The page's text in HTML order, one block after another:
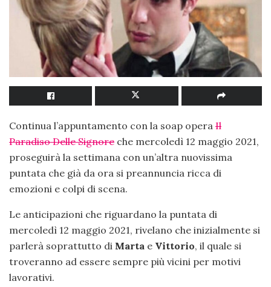
Continua l’appuntamento con la soap opera Il
Paradiso Delle Signore che mercoledì 12 maggio 2021,
proseguirà la settimana con un’altra nuovissima
puntata che già da ora si preannuncia ricca di
emozioni e colpi di scena.
Le anticipazioni che riguardano la puntata di
mercoledì 12 maggio 2021, rivelano che inizialmente si
parlerà soprattutto di Marta e Vittorio, il quale si
troveranno ad essere sempre più vicini per motivi
lavorativi.